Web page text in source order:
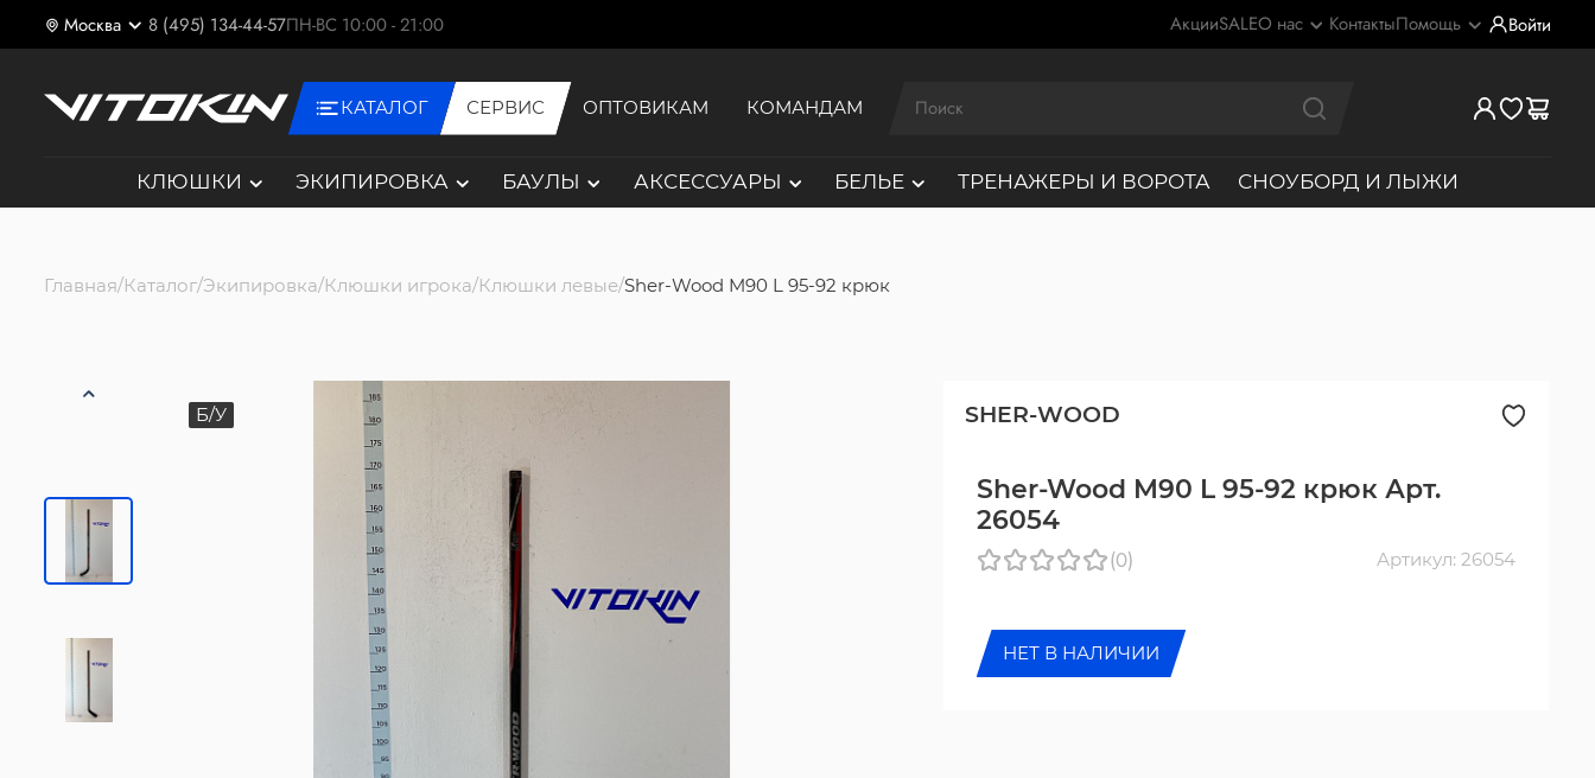
Москва 8 (495) 134-44-57ПН-ВС 10:00 - 21:00 АкцииSALEО нас КонтактыПомощь Войти
КАТАЛОГ СЕРВИС ОПТОВИКАМ КОМАНДАМ
КЛЮШКИ ЭКИПИРОВКА БАУЛЫ АКСЕССУАРЫ БЕЛЬЕ ТРЕНАЖЕРЫ И ВОРОТА СНОУБОРД И ЛЫЖИ
Главная Каталог Экипировка Клюшки игрока Клюшки левые Sher-Wood M90 L 95-92 крюк
Б/У SHER-WOOD
Sher-Wood M90 L 95-92 крюк Арт.
26054
(0) Артикул: 26054
НЕТ В НАЛИЧИИ